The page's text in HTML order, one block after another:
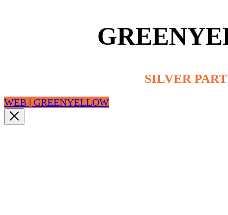
SILVER
WEB | GREENYELLOW